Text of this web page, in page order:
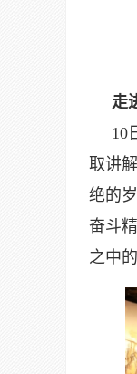
走进
10日
取讲
绝的
奋斗
之中